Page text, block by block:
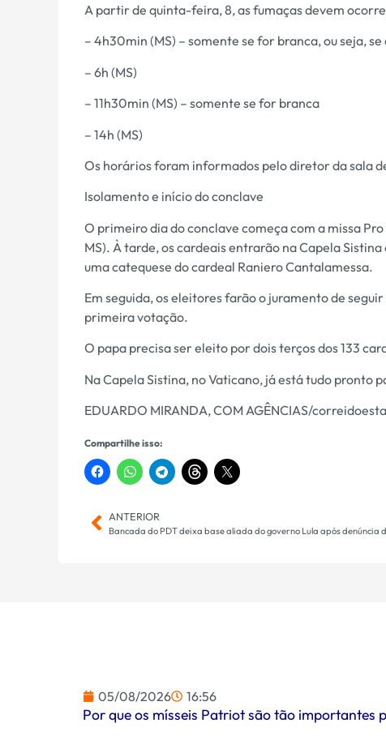
A partir de quinta-feira, 8, as fumaças devem
– 4h30min (MS) – somente se for branca, ou seja,
– 6h (MS)
– 11h30min (MS) – somente se for branca
– 14h (MS)
Os horários foram informados pelo diretor da sala
Isolamento e início do conclave
O primeiro dia do conclave começa com a missa
MS). À tarde, os cardeais entrarão na Capela
uma catequese do cardeal Raniero Cantalamessa.
Em seguida, os eleitores farão o juramento de
primeira votação.
O papa precisa ser eleito por dois terços dos 133
Na Capela Sistina, no Vaticano, já está tudo pronto
EDUARDO MIRANDA, COM AGÊNCIAS/
Compartilhe isso:
ANTERIOR
05/08/2026 16:56
Por que os mísseis Patriot são tão importantes